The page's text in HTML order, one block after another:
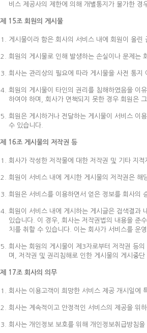
비스 제공사의 제한에 의해 개별통지가 불가한
제 15조 회원의 게시물
게시물이라 함은 회사의 서비스 내에 회원이 올
회원의 게시물로 인해 발생하는 손실이나 문제는
회사는 관리상의 필요에 따라 게시물을 사전 통지
회원의 게시물이 타인의 권리를 침해하였음을 이
하여야 하며, 회사가 면책되지 못한 경우 회원은
회원은 게시하거나 전달하는 게시물이 서비스 이
수 있습니다.
제 16조 게시물의 저작권 등
회사가 작성한 저작물에 대한 저작권 및 기타 지적
회원이 서비스 내에 게시한 게시물의 저작권은 해
회원은 서비스를 이용하면서 얻은 정보를 회사의
회원이 서비스 내에 게시하는 게시글은 검색결과
있습니다. 이 경우, 회사는 저작권법의 내용을 준
치를 취할 수 있습니다. 이는 회사가 서비스를 운
회사는 회원의 게시물이 제3자로부터 저작권 등
며, 저작권 및 권리침해로 인한 게시물의 게시중
제 17조 회사의 의무
회사는 이용고객이 희망한 서비스 제공 개시일에
회사는 계속적이고 안정적인 서비스의 제공을 위
회사는 개인정보 보호를 위해 개인정보취급방침을